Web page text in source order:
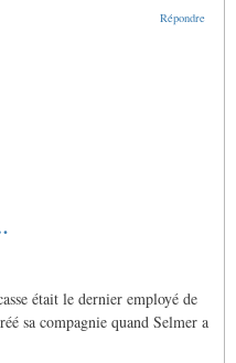
Répondre
était le dernier employé de
sa compagnie quand Selmer a